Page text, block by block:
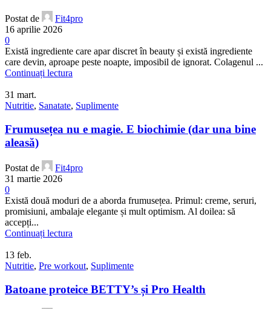
Postat de
Fit4pro
16 aprilie 2026
0
Există ingrediente care apar discret în beauty și există ingrediente
care devin, aproape peste noapte, imposibil de ignorat. Colagenul ...
Continuați lectura
31 mart.
Nutritie, Sanatate, Suplimente
Frumusețea nu e magie. E biochimie (dar una bine
aleasă)
Postat de
Fit4pro
31 martie 2026
0
Există două moduri de a aborda frumusețea. Primul: creme, seruri,
promisiuni, ambalaje elegante și mult optimism. Al doilea: să
accepți...
Continuați lectura
13 feb.
Nutritie, Pre workout, Suplimente
Batoane proteice BETTY’s și Pro Health